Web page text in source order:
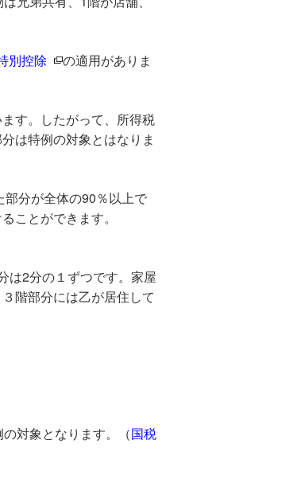
別控除
の適用がありま
す。したがって、所得税
は特例の対象とはなりま
部分が全体の90％以上で
ことができます。
は2分の１ずつです。家屋
階部分には乙が居住して
象となります。（国税